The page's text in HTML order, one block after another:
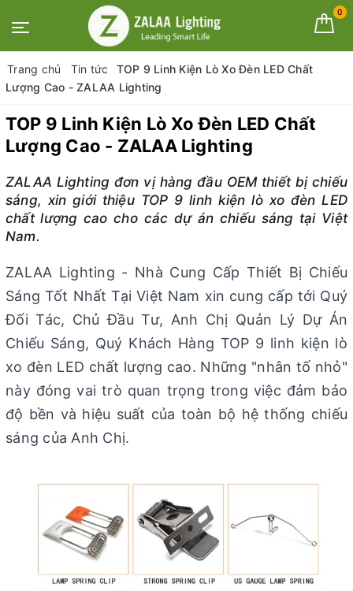
0
Trang chủ Tin tức
TOP 9 Linh Kiện Lò Xo Đèn LED Chất
Lượng Cao - ZALAA Lighting
TOP 9 Linh Kiện Lò Xo Đèn LED Chất
Lượng Cao - ZALAA Lighting
ZALAA Lighting đơn vị hàng đầu OEM thiết bị chiếu
sáng, xin giới thiệu TOP 9 linh kiện lò xo đèn LED
chất lượng cao cho các dự án chiếu sáng tại Việt
Nam.
ZALAA Lighting - Nhà Cung Cấp Thiết Bị Chiếu
Sáng Tốt Nhất Tại Việt Nam xin cung cấp tới Quý
Đối Tác, Chủ Đầu Tư, Anh Chị Quản Lý Dự Án
Chiếu Sáng, Quý Khách Hàng TOP 9 linh kiện lò
xo đèn LED chất lượng cao. Những "nhân tố nhỏ"
này đóng vai trò quan trọng trong việc đảm bảo
độ bền và hiệu suất của toàn bộ hệ thống chiếu
sáng của Anh Chị.